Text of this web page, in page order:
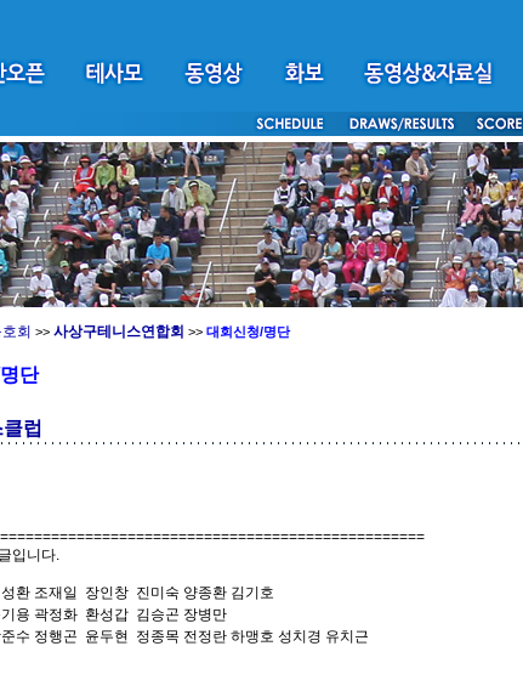
회 >> 사상구테니스연합회 >> 대회신청/명단
단
럽
입니다.
환 조재일 장인창 진미숙 양종환 김기호
용 곽정화 환성갑 김승곤 장병만
수 정행곤 윤두현 정종목 전정란 하맹호 성치경 유치근